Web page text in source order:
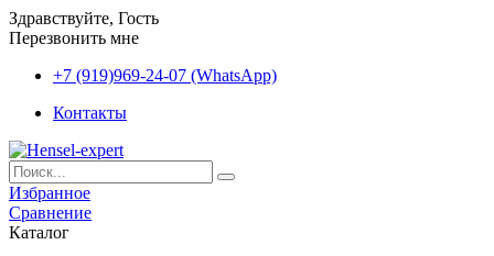
Здравствуйте, Гость
Перезвонить мне
+7 (919)969-24-07 (WhatsApp)
Контакты
Избранное
Сравнение
Каталог